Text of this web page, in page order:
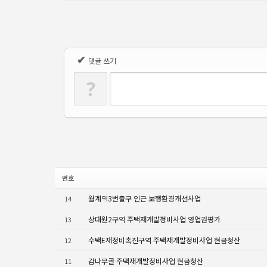
✔ 댓글 쓰기
?
번호
14 월계역3번출구 인근 보행환경개선사업
13 상대원2구역 주택재개발정비사업 영업권평가
12 수택E재정비촉진구역 주택재개발정비사업 현금청산
11 감나무골 주택재개발정비사업 현금청산